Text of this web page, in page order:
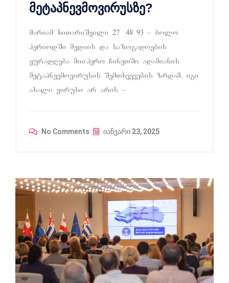
მეტაპნევმოვირუსზე?
mariam xiTariSvili 27 48 93 – bolo
periodSi mediis da sazogadoebis
yuradReba miipyro CineTSi adamianis
metapnevmovirusis SemTxvevebis zrdam. igi
axali virusi ar aris –
No Comments იანვარი 23, 2025